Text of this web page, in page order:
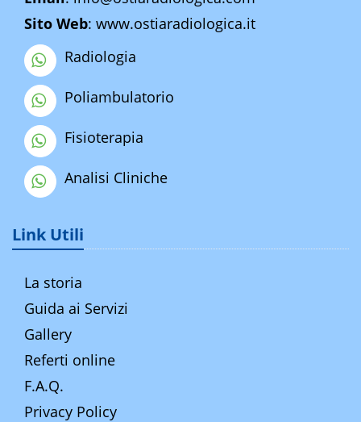
Sito Web: www.ostiaradiologica.it
Radiologia
Poliambulatorio
Fisioterapia
Analisi Cliniche
Link Utili
La storia
Guida ai Servizi
Gallery
Referti online
F.A.Q.
Privacy Policy